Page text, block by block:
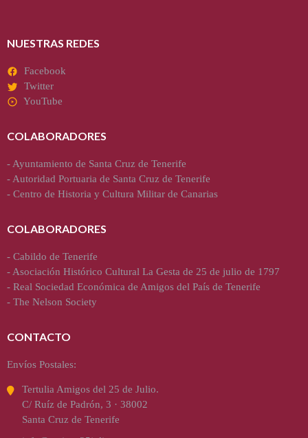
NUESTRAS REDES
Facebook
Twitter
YouTube
COLABORADORES
- Ayuntamiento de Santa Cruz de Tenerife
- Autoridad Portuaria de Santa Cruz de Tenerife
- Centro de Historia y Cultura Militar de Canarias
COLABORADORES
- Cabildo de Tenerife
- Asociación Histórico Cultural La Gesta de 25 de julio de 1797
- Real Sociedad Económica de Amigos del País de Tenerife
- The Nelson Society
CONTACTO
Envíos Postales:
Tertulia Amigos del 25 de Julio.
C/ Ruíz de Padrón, 3 · 38002
Santa Cruz de Tenerife